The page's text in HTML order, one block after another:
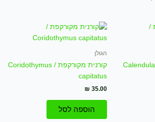
צפורני-חתול מצויות / Calendula
הגולן
קורנית מקורקפת / Coridothymus
capitatus
₪ 35.00
הוספה לסל